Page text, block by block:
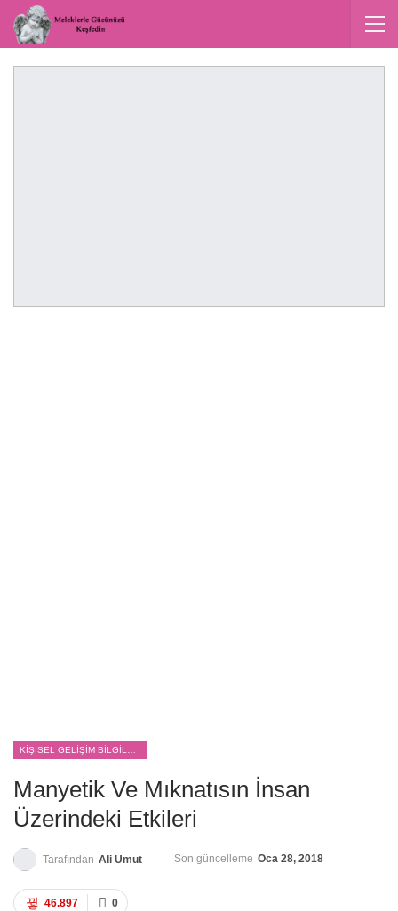
KIŞISEL GELIŞIM BILGILERI
Manyetik Ve Mıknatısın İnsan
Üzerindeki Etkileri
Tarafından Ali Umut Son güncelleme Oca 28, 2018
0
46.897